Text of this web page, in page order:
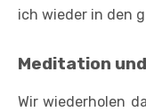
ich wieder in den
Meditation
Wir wiederholen